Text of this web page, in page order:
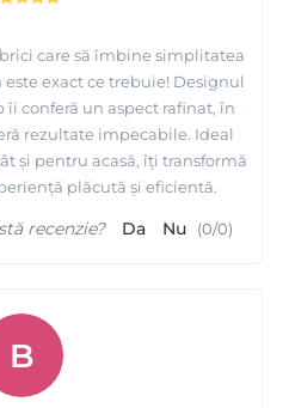
care să îmbine simplitatea
exact ce trebuie! Designul
conferă un aspect rafinat, în
rezultate impecabile. Ideal
și pentru acasă, îți transformă
plăcută și eficientă.
recenzie? Da Nu (0/0)
B